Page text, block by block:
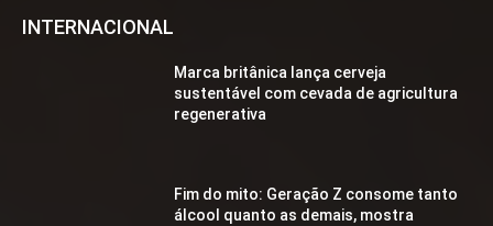
INTERNACIONAL
Marca britânica lança cerveja
sustentável com cevada de agricultura
regenerativa
Fim do mito: Geração Z consome tanto
álcool quanto as demais, mostra